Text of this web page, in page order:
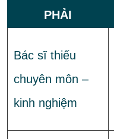
PHẢI
Bác sĩ thiếu
chuyên môn –
kinh nghiệm